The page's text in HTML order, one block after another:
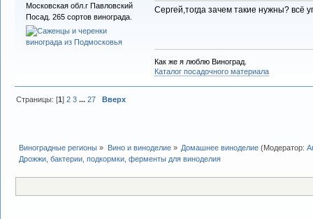
Московская обл.г Павловский
Посад. 265 сортов винограда.
Сергей,тогда зачем такие нужны? всё
Как же я люблю Виноград.
Каталог посадочного материала
Страницы: [1]2 3 ...27 Вверх
Виноградные регионы » Вино и виноделие» Домашнее виноделие(Модератор:
Дрожжи, бактерии, подкормки, ферменты для виноделия